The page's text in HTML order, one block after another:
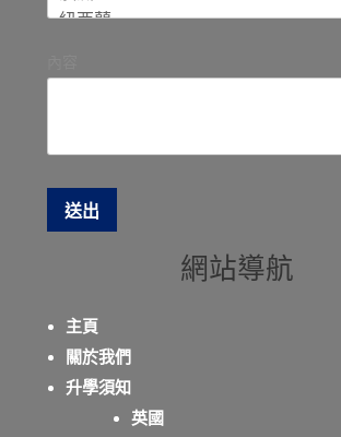
網站導航
主頁
關於我們
升學須知
英國